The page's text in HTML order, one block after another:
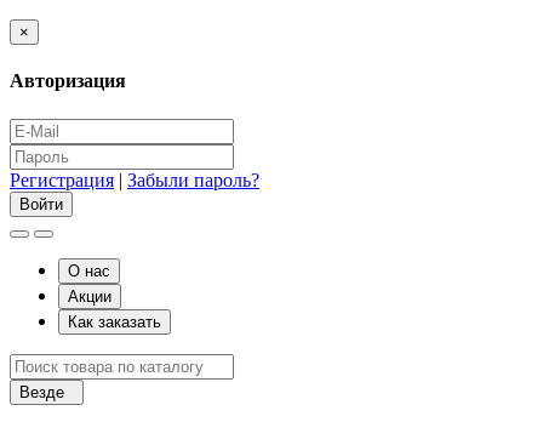
×
Авторизация
Регистрация | Забыли пароль?
О нас
Акции
Как заказать
Везде